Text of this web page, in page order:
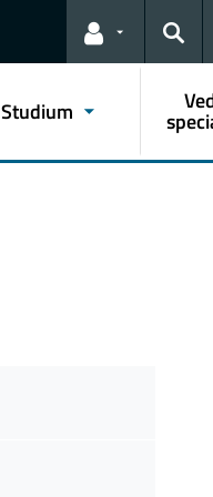
Odkazy proHledat
Studium